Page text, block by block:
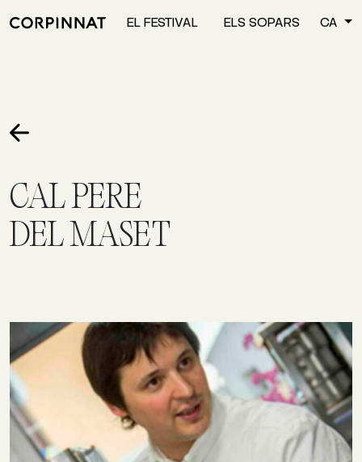
EL FESTIVAL ELS SOPARS CA
CAL PERE
DEL MASET